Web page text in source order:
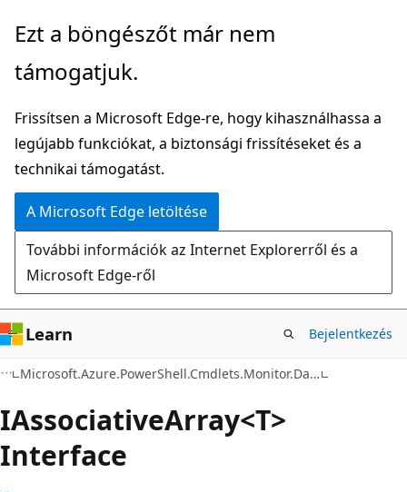
Ugrás
fő
Tovább
oldalon
navigációra
Ezt a böngészőt már nem
támogatjuk.
Frissítsen a Microsoft Edge-re, hogy kihasználhassa a
legújabb funkciókat, a biztonsági frissítéseket és a
technikai támogatást.
A Microsoft Edge letöltése
További információk az Internet Explorerről és a
Microsoft Edge-ről
Learn Bejelentkezés
Microsoft.Azure.PowerShell.Cmdlets.Monitor.DataCollection.Runtime
IAssociativeArray<T>
Interface